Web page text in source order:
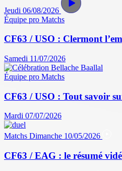
Jeudi 06/08/2026
Équipe pro Matchs
CF63 / USO : Clermont
Samedi 11/07/2026
Équipe pro Matchs
CF63 / USO : Tout savoir
Mardi 07/07/2026
Matchs Dimanche 10/05/2026
CF63 / EAG : le résumé